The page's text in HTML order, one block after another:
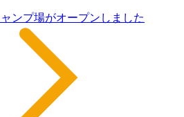
ンプ場がオープンしました